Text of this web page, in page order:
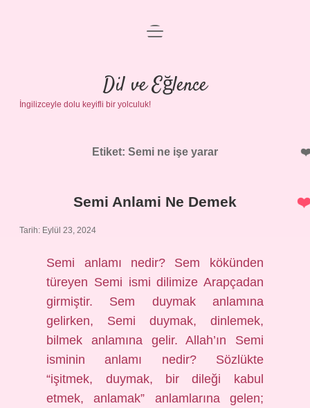
Anasayfa
Gizlilik Politikası
Yasal Uyarı
menüyü
Dil ve Eğlence
İngilizceyle dolu keyifli bir yolculuk!
Etiket: Semi ne işe yarar
Semi Anlami Ne Demek
Tarih: Eylül 23, 2024
Semi anlamı nedir? Sem kökünden
türeyen Semi ismi dilimize Arapçadan
girmiştir. Sem duymak anlamına
gelirken, Semi duymak, dinlemek,
bilmek anlamına gelir. Allah’ın Semi
isminin anlamı nedir? Sözlükte
“işitmek, duymak, bir dileği kabul
etmek, anlamak” anlamlarına gelen;